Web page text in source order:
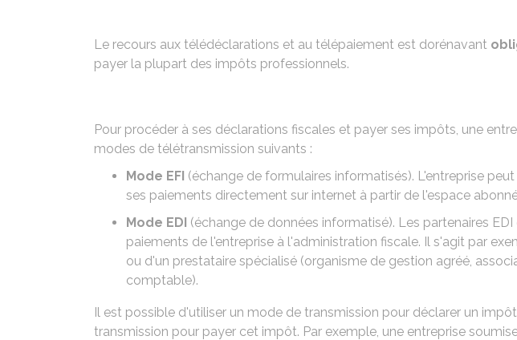
Le recours aux télédéclarations et au télépaiement est dorénavant
payer la plupart des impôts professionnels.
Pour procéder à ses déclarations fiscales et payer ses impôts, une
modes de télétransmission suivants :
Mode EFI (échange de formulaires informatisés). L'entreprise
ses paiements directement sur internet à partir de l'espace
Mode EDI (échange de données informatisé). Les partenaires EDI
paiements de l'entreprise à l'administration fiscale. Il s'agit par
ou d'un prestataire spécialisé (organisme de gestion agréé,
comptable).
Il est possible d'utiliser un mode de transmission pour déclarer un
transmission pour payer cet impôt. Par exemple, une entreprise